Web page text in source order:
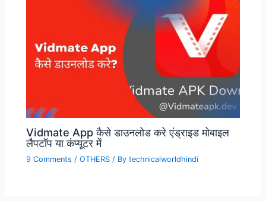
Vidmate App कैसे डाउनलोड करे एंड्राइड मोबाइल
लैपटॉप या कंप्यूटर में
9 Comments /OTHERS / Bytechnicalworldhindi